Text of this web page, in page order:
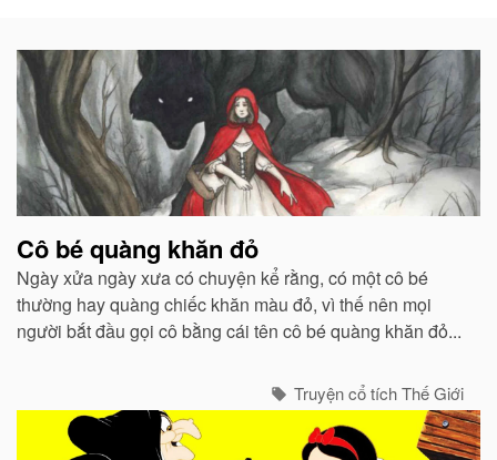
Bài
viết
liên
quan
Cô bé quàng khăn đỏ
Ngày xửa ngày xưa có chuyện kể rằng, có một cô bé
thường hay quàng chiếc khăn màu đỏ, vì thế nên mọi
người bắt đầu gọi cô bằng cái tên cô bé quàng khăn đỏ...
Truyện cổ tích Thế Giới